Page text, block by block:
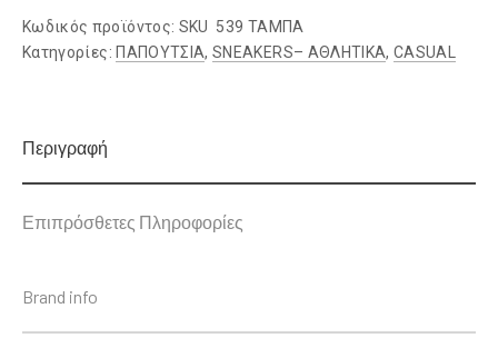
Κωδικός προϊόντος: SKU 539 ΤΑΜΠΑ
Κατηγορίες: ΠΑΠΟΥΤΣΙΑ,SNEAKERS– ΑΘΛΗΤΙΚΑ,CASUAL
Περιγραφή
Επιπρόσθετες Πληροφορίες
Brand info